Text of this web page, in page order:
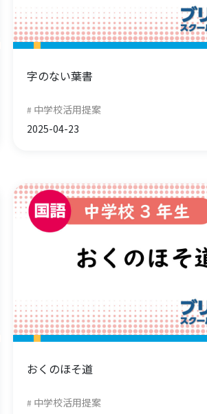
字のない葉書
中学校活用提案
2025-04-23
おくのほそ道
中学校活用提案